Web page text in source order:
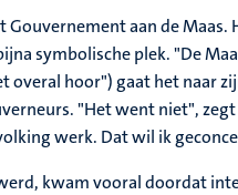
aan de
symbolische plek. "De
hoor") gaat het naar
"Het went niet", zegt
werk. Dat wil ik
kwam vooral doordat